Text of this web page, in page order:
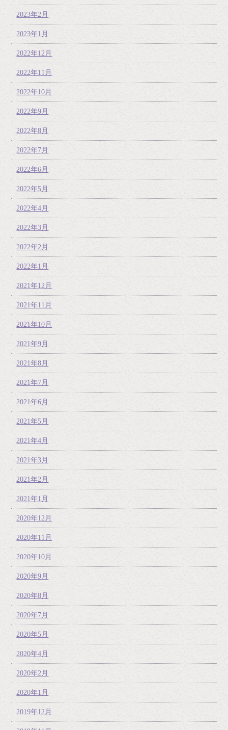
2023年2月
2023年1月
2022年12月
2022年11月
2022年10月
2022年9月
2022年8月
2022年7月
2022年6月
2022年5月
2022年4月
2022年3月
2022年2月
2022年1月
2021年12月
2021年11月
2021年10月
2021年9月
2021年8月
2021年7月
2021年6月
2021年5月
2021年4月
2021年3月
2021年2月
2021年1月
2020年12月
2020年11月
2020年10月
2020年9月
2020年8月
2020年7月
2020年5月
2020年4月
2020年2月
2020年1月
2019年12月